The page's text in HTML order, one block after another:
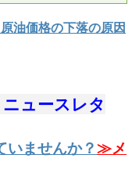
油価格の下落の原因
ュースレタ
ませんか？ ≫メ